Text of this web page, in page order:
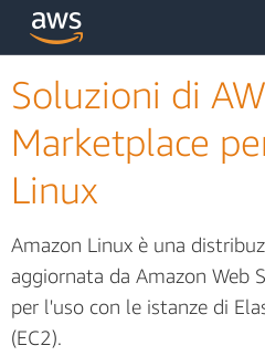
Fai clic qui per tornare
Soluzioni di
Marketplace
Linux
Amazon Linux è una
aggiornata da Amazon Web
per l'uso con le istanze di
(EC2).